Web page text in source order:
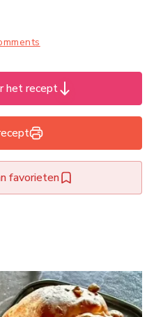
het recept
favorieten